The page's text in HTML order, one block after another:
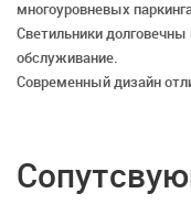
многоуровневых
Светильники долговечны
обслуживание.
Современный дизайн